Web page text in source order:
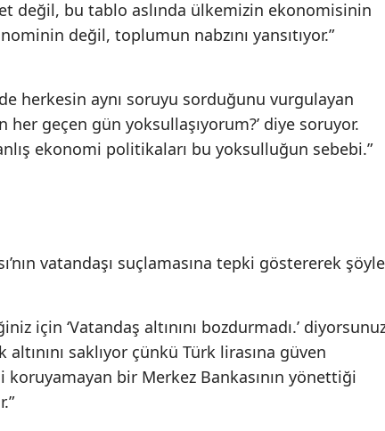
değil, bu tablo aslında ülkemizin ekonomisinin
değil, toplumun nabzını yansıtıyor.”
herkesin aynı soruyu sorduğunu vurgulayan
her geçen gün yoksullaşıyorum?’ diye soruyor.
ekonomi politikaları bu yoksulluğun sebebi.”
vatandaşı suçlamasına tepki göstererek şöyle
için ‘Vatandaş altınını bozdurmadı.’
saklıyor çünkü Türk lirasına güven
koruyamayan bir Merkez Bankasının yönettiği